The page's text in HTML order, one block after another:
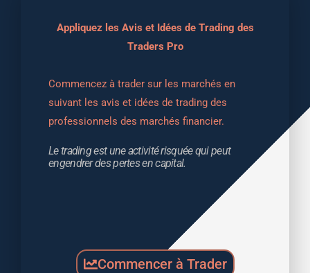
Appliquez les Avis et Idées de Trading des
Traders Pro
Commencez à trader sur les marchés en
suivant les avis et idées de trading des
professionnels des marchés financier.
Le trading est une activité risquée qui peut
engendrer des pertes en capital.
Commencer à Trader